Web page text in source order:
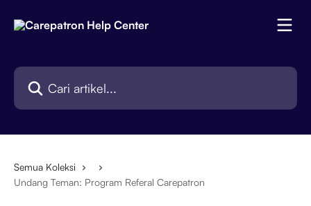
Cari artikel...
Semua Koleksi
Undang Teman: Program Referal Carepatron